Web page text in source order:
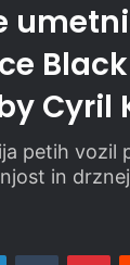
Cyril
petih vozil
in
LinkedInTumblr